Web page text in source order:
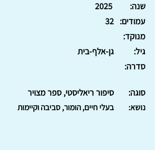
2025
שנה:
32 עמודים:
מנוקד:
גן-אלף-בית
גיל:
סדרה:
סיפור ריאליסטי, ספר מצויר סוגה:
בעלי חיים, הומור, סביבה וקיימות נושא: